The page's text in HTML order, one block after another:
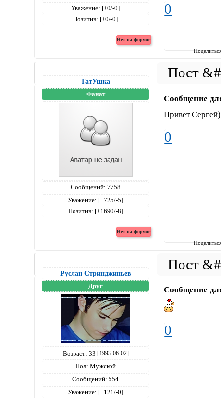
Уважение: [+0/-0]
Позитив: [+0/-0]
0
ТатУшка
Фанат
Сообщений: 7758
Уважение: [+725/-5]
Позитив: [+1690/-8]
Сообщение
Привет
0
Руслан Стринджиньев
Друг
Возраст: 33 [1993-06-02]
Пол: Мужской
Сообщений: 554
Уважение: [+121/-0]
Сообщение
0